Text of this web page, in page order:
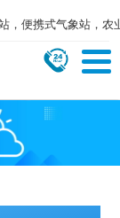
，便携式气象站，